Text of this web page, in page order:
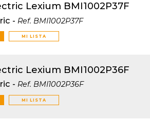
Lexium BMI1002P37F
- Ref. BMI1002P37F
MI LISTA
Lexium BMI1002P36F
- Ref. BMI1002P36F
MI LISTA